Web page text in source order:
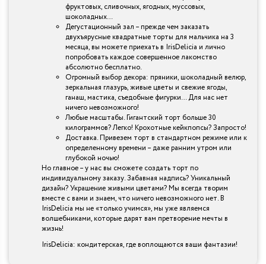
фруктовых, сливочных, ягодных, муссовых,
шоколадных…
Дегустационный зал – прежде чем заказать
двухъярусные квадратные торты для мальчика на 3
месяца, вы можете приехать в IrisDelicia и лично
попробовать каждое совершенное лакомство
абсолютно бесплатно.
Огромный выбор декора: пряники, шоколадный велюр,
зеркальная глазурь, живые цветы и свежие ягоды,
ганаш, мастика, съедобные фигурки… Для нас нет
ничего невозможного!
Любые масштабы. Гигантский торт больше 30
килограммов? Легко! Крохотные кейкпопсы? Запросто!
Доставка. Привезем торт в стандартном режиме или к
определенному времени – даже ранним утром или
глубокой ночью!
Но главное – у нас вы сможете создать торт по
индивидуальному заказу. Забавная надпись? Уникальный
дизайн? Украшение живыми цветами? Мы всегда творим
вместе с вами и знаем, что ничего невозможного нет. В
IrisDelicia мы не «только учимся», мы уже являемся
волшебниками, которые дарят вам претворение мечты в
жизнь!
IrisDelicia: кондитерская, где воплощаются ваши фантазии!